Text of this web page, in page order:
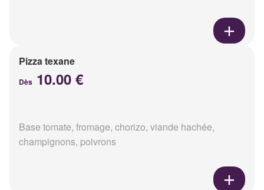
Pizza texane
Dès 10.00 €
Base tomate, fromage, chorizo, viande hachée,
champignons, poivrons